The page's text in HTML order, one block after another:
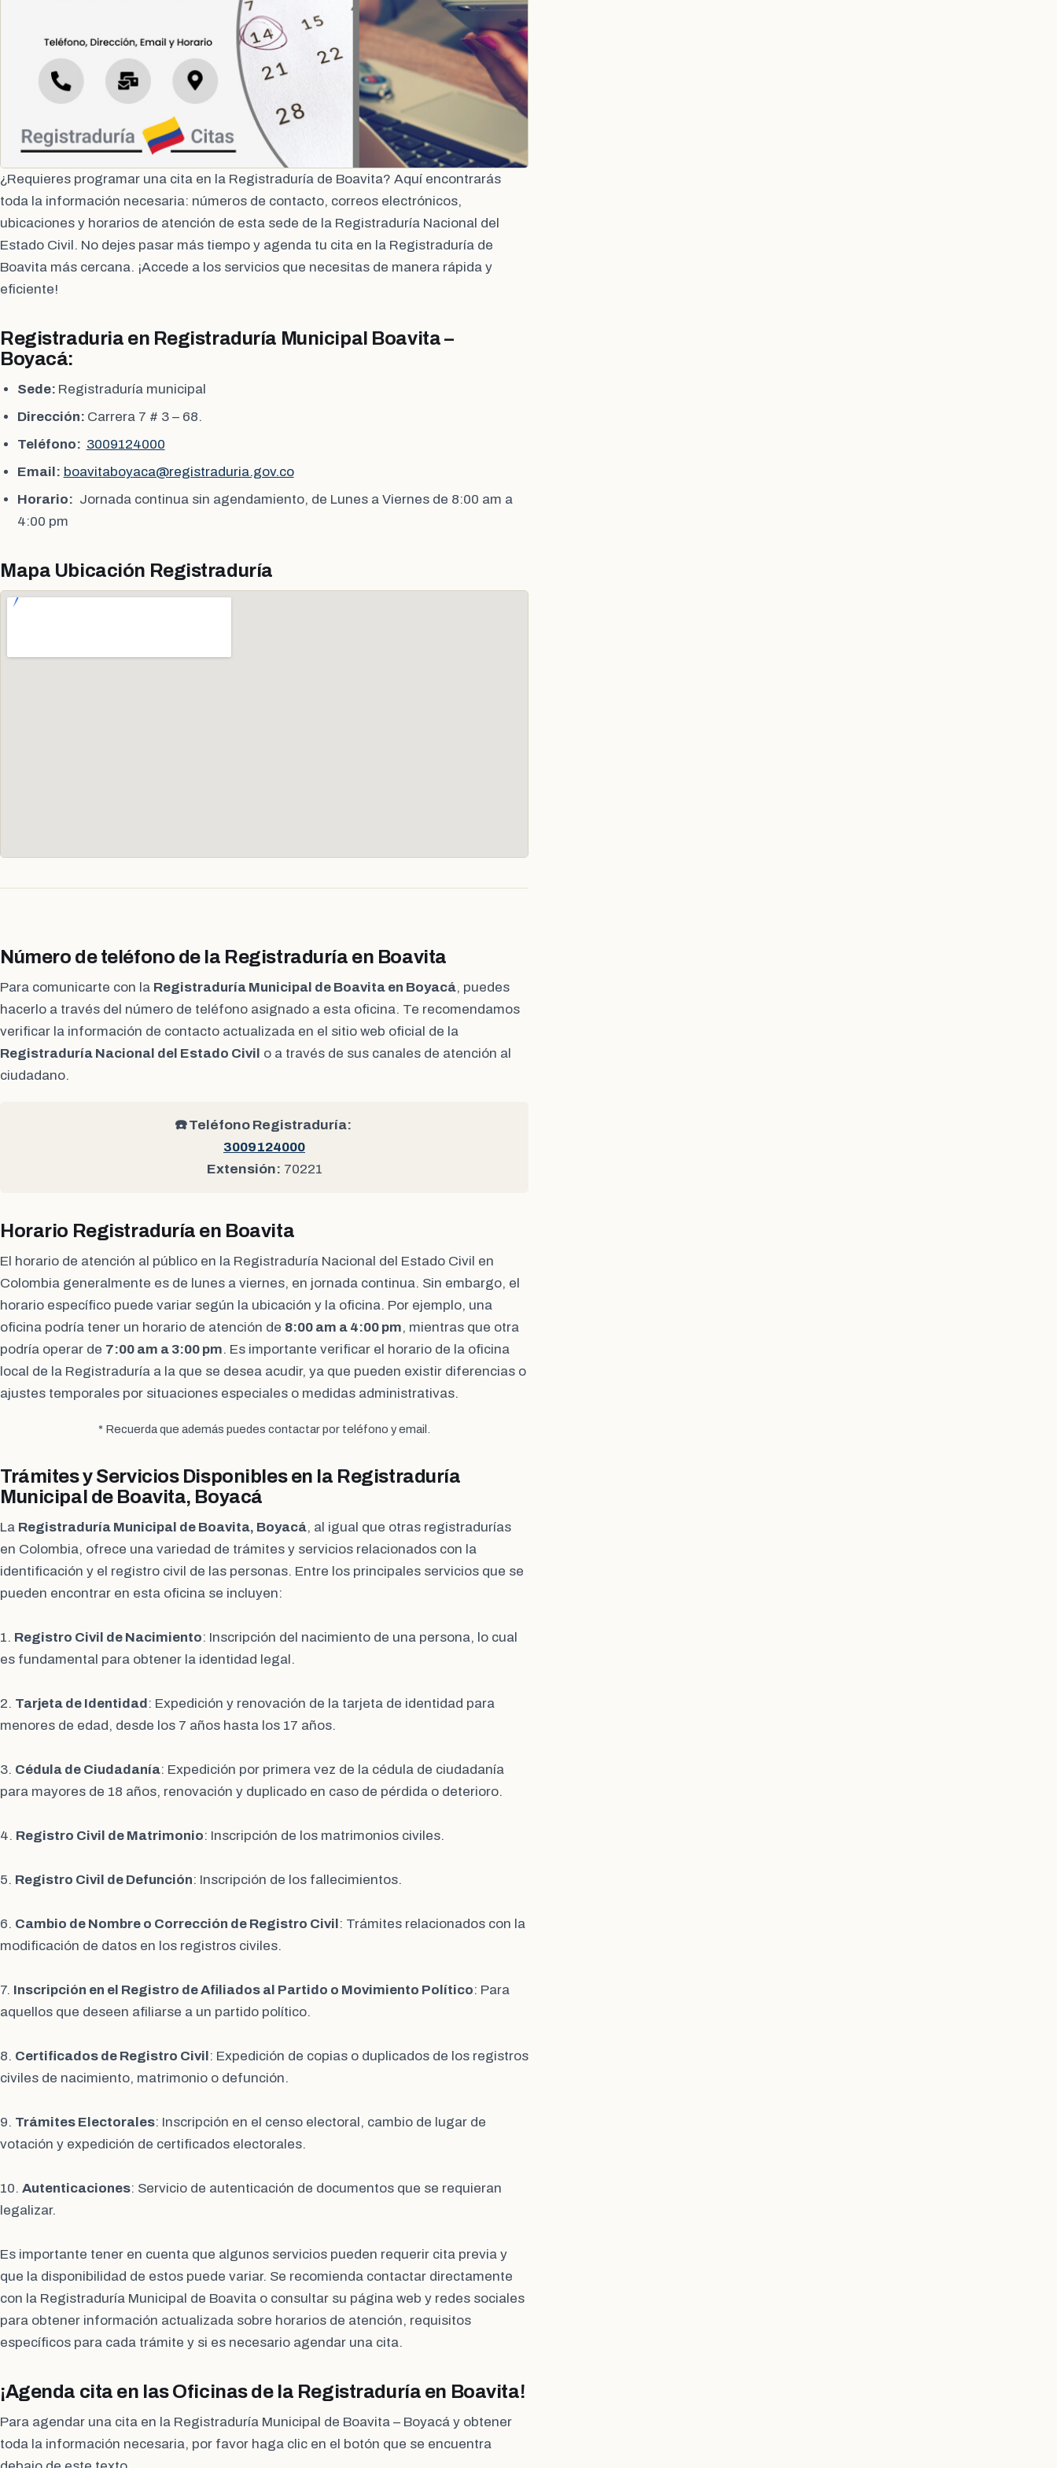
¿Requieres programar una cita en la Registraduría de Boavita? Aquí encontrarás
toda la información necesaria: números de contacto, correos electrónicos,
ubicaciones y horarios de atención de esta sede de la Registraduría Nacional del
Estado Civil. No dejes pasar más tiempo y agenda tu cita en la Registraduría de
Boavita más cercana. ¡Accede a los servicios que necesitas de manera rápida y
eficiente!
Registraduria en Registraduría Municipal Boavita –
Boyacá:
Sede: Registraduría municipal
Dirección: Carrera 7 # 3 – 68.
Teléfono: 3009124000
Email: boavitaboyaca@registraduria.gov.co
Horario: Jornada continua sin agendamiento, de Lunes a Viernes de 8:00 am a
4:00 pm
Mapa Ubicación Registraduría
Número de teléfono de la Registraduría en Boavita
Para comunicarte con la Registraduría Municipal de Boavita en Boyacá, puedes
hacerlo a través del número de teléfono asignado a esta oficina. Te recomendamos
verificar la información de contacto actualizada en el sitio web oficial de la
Registraduría Nacional del Estado Civil o a través de sus canales de atención al
ciudadano.
☎️ Teléfono Registraduría:
3009124000
Extensión: 70221
Horario Registraduría en Boavita
El horario de atención al público en la Registraduría Nacional del Estado Civil en
Colombia generalmente es de lunes a viernes, en jornada continua. Sin embargo, el
horario específico puede variar según la ubicación y la oficina. Por ejemplo, una
oficina podría tener un horario de atención de 8:00 am a 4:00 pm, mientras que otra
podría operar de 7:00 am a 3:00 pm. Es importante verificar el horario de la oficina
local de la Registraduría a la que se desea acudir, ya que pueden existir diferencias o
ajustes temporales por situaciones especiales o medidas administrativas.
* Recuerda que además puedes contactar por teléfono y email.
Trámites y Servicios Disponibles en la Registraduría
Municipal de Boavita, Boyacá
La Registraduría Municipal de Boavita, Boyacá, al igual que otras registradurías
en Colombia, ofrece una variedad de trámites y servicios relacionados con la
identificación y el registro civil de las personas. Entre los principales servicios que se
pueden encontrar en esta oficina se incluyen:
1. Registro Civil de Nacimiento: Inscripción del nacimiento de una persona, lo cual
es fundamental para obtener la identidad legal.
2. Tarjeta de Identidad : Expedición y renovación de la tarjeta de identidad para
menores de edad, desde los 7 años hasta los 17 años.
3. Cédula de Ciudadanía: Expedición por primera vez de la cédula de ciudadanía
para mayores de 18 años, renovación y duplicado en caso de pérdida o deterioro.
4. Registro Civil de Matrimonio: Inscripción de los matrimonios civiles.
5. Registro Civil de Defunción: Inscripción de los fallecimientos.
6. Cambio de Nombre o Corrección de Registro Civil : Trámites relacionados con la
modificación de datos en los registros civiles.
7. Inscripción en el Registro de Afiliados al Partido o Movimiento Político: Para
aquellos que deseen afiliarse a un partido político.
8. Certificados de Registro Civil : Expedición de copias o duplicados de los registros
civiles de nacimiento, matrimonio o defunción.
9. Trámites Electorales: Inscripción en el censo electoral, cambio de lugar de
votación y expedición de certificados electorales.
10. Autenticaciones: Servicio de autenticación de documentos que se requieran
legalizar.
Es importante tener en cuenta que algunos servicios pueden requerir cita previa y
que la disponibilidad de estos puede variar. Se recomienda contactar directamente
con la Registraduría Municipal de Boavita o consultar su página web y redes sociales
para obtener información actualizada sobre horarios de atención, requisitos
específicos para cada trámite y si es necesario agendar una cita.
¡Agenda cita en las Oficinas de la Registraduría en Boavita!
Para agendar una cita en la Registraduría Municipal de Boavita – Boyacá y obtener
toda la información necesaria, por favor haga clic en el botón que se encuentra